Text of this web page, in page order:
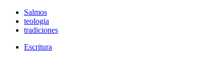
Salmos
teologia
tradiciones
Escritura